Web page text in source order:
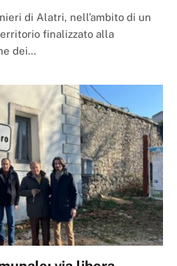
di Alatri, nell’ambito di un
finalizzato alla
dei…